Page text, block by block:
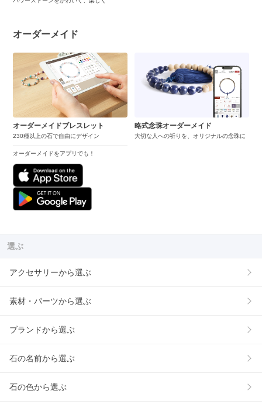
オーダーメイド
オーダーメイドブレスレット
230種以上の石で自由にデザイン
オーダーメイドをアプリでも！
略式念珠オーダーメイド
大切な人への祈りを、オリジナルの念珠に
選ぶ
アクセサリーから選ぶ
素材・パーツから選ぶ
ブランドから選ぶ
石の名前から選ぶ
石の色から選ぶ